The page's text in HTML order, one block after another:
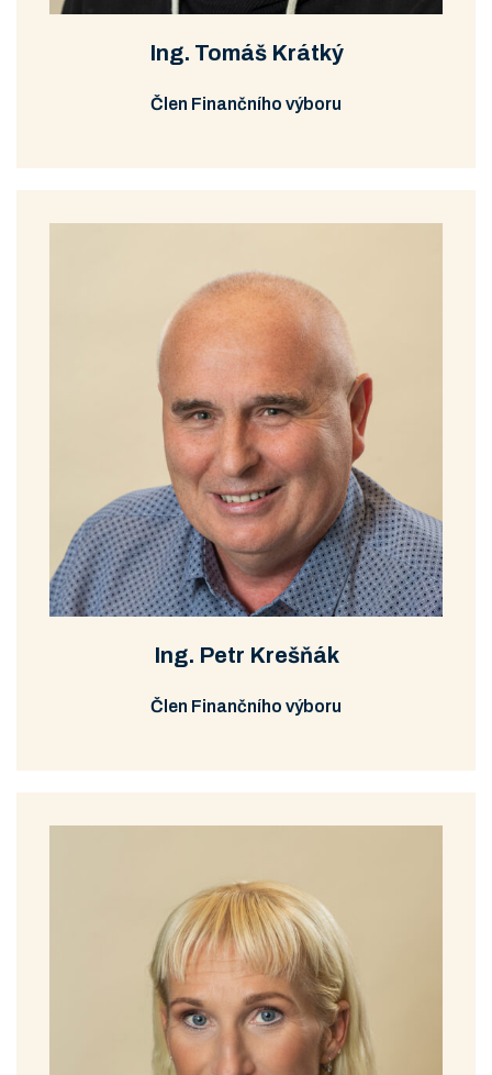
Ing. Tomáš Krátký
Člen Finančního výboru
Ing. Petr Krešňák
Člen Finančního výboru